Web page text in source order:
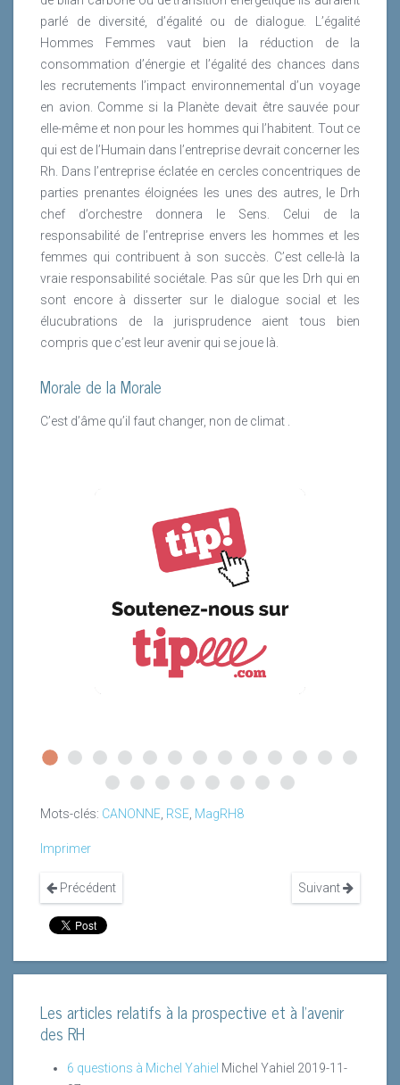
parlé de diversité, d’égalité ou de dialogue. L’égalité
Hommes Femmes vaut bien la réduction de la
consommation d’énergie et l’égalité des chances dans
les recrutements l’impact environnemental d’un voyage
en avion. Comme si la Planète devait être sauvée pour
elle-même et non pour les hommes qui l’habitent. Tout ce
qui est de l’Humain dans l’entreprise devrait concerner les
Rh. Dans l’entreprise éclatée en cercles concentriques de
parties prenantes éloignées les unes des autres, le Drh
chef d’orchestre donnera le Sens. Celui de la
responsabilité de l’entreprise envers les hommes et les
femmes qui contribuent à son succès. C’est celle-là la
vraie responsabilité sociétale. Pas sûr que les Drh qui en
sont encore à disserter sur le dialogue social et les
élucubrations de la jurisprudence aient tous bien
compris que c’est leur avenir qui se joue là.
Morale de la Morale
C’est d’âme qu’il faut changer, non de climat .
Mots-clés: CANONNE RSE MagRH8
Imprimer
Précédent Suivant
Les articles relatifs à la prospective et à l'avenir
des RH
6 questions à Michel Yahiel Michel Yahiel 2019-11-